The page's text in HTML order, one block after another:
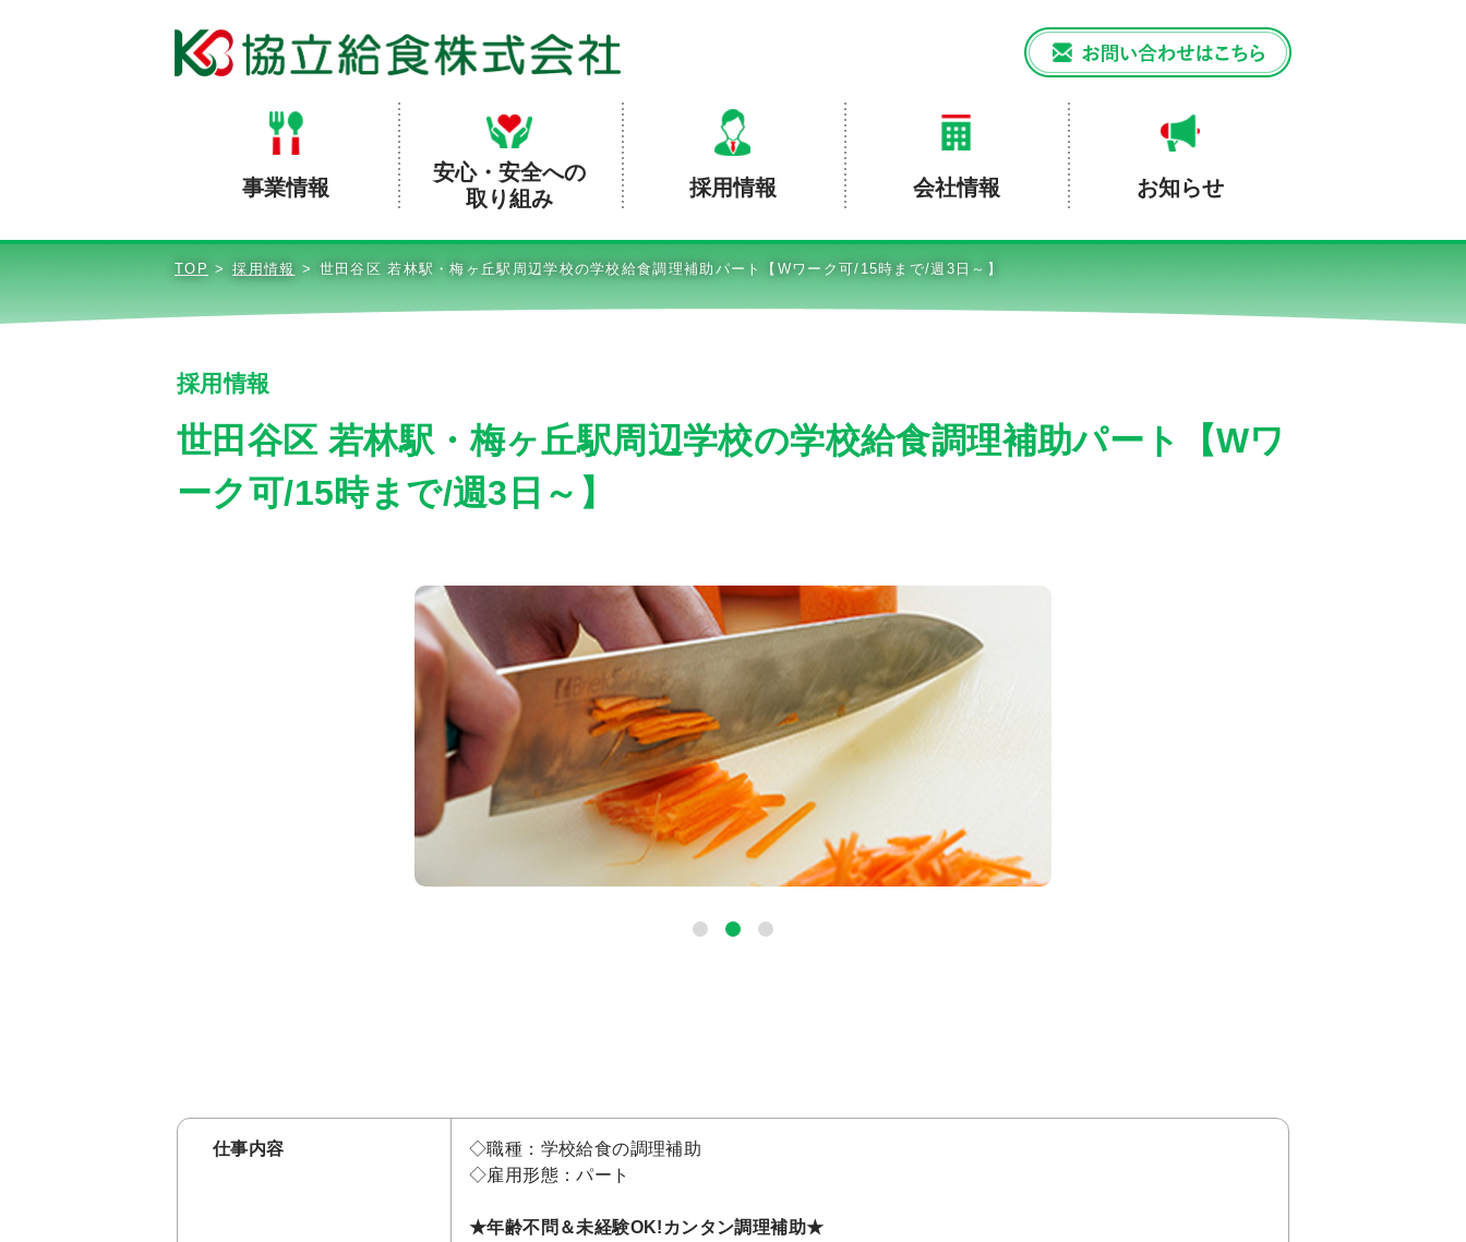
事業情報
安心・安全への
取り組み
採用情報 会社情報 お知らせ
TOP 採用情報 世田谷区 若林駅・梅ヶ丘駅周辺学校の学校給食調理補助パート【Wワーク可/15時まで/週3日～】
採用情報
世田谷区 若林駅・梅ヶ丘駅周辺学校の学校給食調理補助パート【Wワ
ーク可/15時まで/週3日～】
仕事内容
◇職種：学校給食の調理補助
◇雇用形態：パート
★年齢不問＆未経験OK!カンタン調理補助★